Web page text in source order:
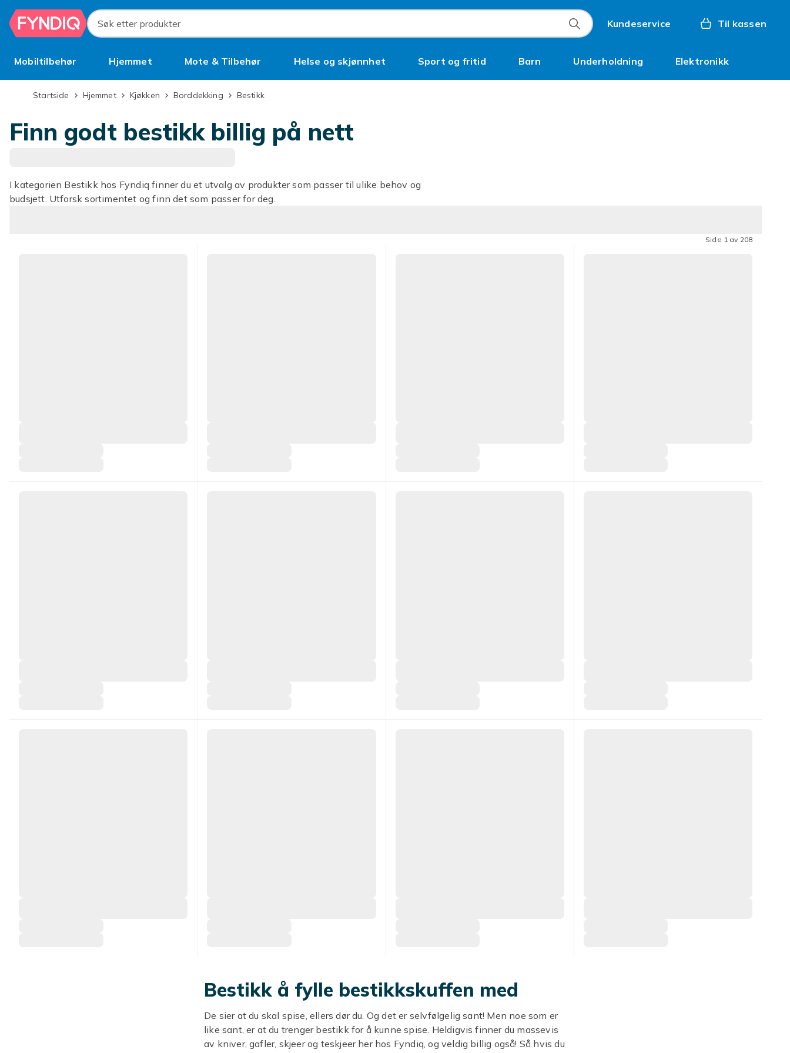
Hopp til hovedinnhold
Søk etter produkter
Kundeservice Til kassen
Mobiltilbehør Hjemmet Mote & Tilbehør Helse og skjønnhet Sport og fritid Barn Underholdning Elektronikk
BruktStartside Hjemmet Kjøkken Borddekking Bestikk
Finn godt bestikk billig på nett
I kategorien Bestikk hos Fyndiq finner du et utvalg av produkter som passer til ulike behov og
budsjett. Utforsk sortimentet og finn det som passer for deg.
Side 1 av 208
Bestikk å fylle bestikkskuffen med
De sier at du skal spise, ellers dør du. Og det er selvfølgelig sant! Men noe som er
like sant, er at du trenger bestikk for å kunne spise. Heldigvis finner du massevis
av kniver, gafler, skjeer og teskjeer her hos Fyndiq, og veldig billig også! Så hvis du